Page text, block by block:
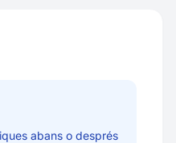
abans o després